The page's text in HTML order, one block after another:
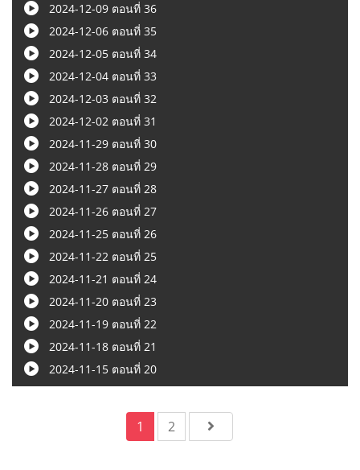
2024-12-09 ตอนที่ 36
2024-12-06 ตอนที่ 35
2024-12-05 ตอนที่ 34
2024-12-04 ตอนที่ 33
2024-12-03 ตอนที่ 32
2024-12-02 ตอนที่ 31
2024-11-29 ตอนที่ 30
2024-11-28 ตอนที่ 29
2024-11-27 ตอนที่ 28
2024-11-26 ตอนที่ 27
2024-11-25 ตอนที่ 26
2024-11-22 ตอนที่ 25
2024-11-21 ตอนที่ 24
2024-11-20 ตอนที่ 23
2024-11-19 ตอนที่ 22
2024-11-18 ตอนที่ 21
2024-11-15 ตอนที่ 20
1 2